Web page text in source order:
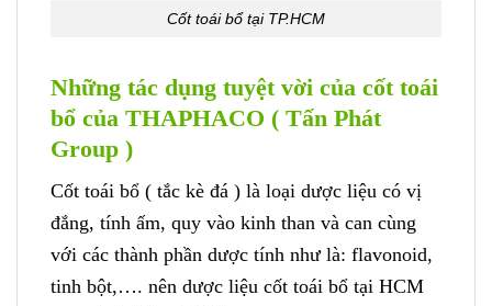
Cốt toái bổ tại TP.HCM
Những tác dụng tuyệt vời của cốt toái
bổ của THAPHACO ( Tấn Phát
Group )
Cốt toái bổ ( tắc kè đá ) là loại dược liệu có vị
đắng, tính ấm, quy vào kinh than và can cùng
với các thành phần dược tính như là: flavonoid,
tinh bột,…. nên dược liệu cốt toái bổ tại HCM